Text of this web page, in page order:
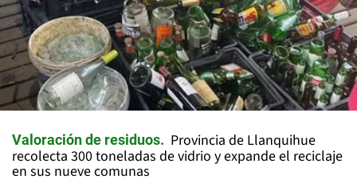
Valoración de residuos
Provincia de Llanquihue
recolecta 300 toneladas de vidrio y expande el reciclaje
en sus nueve comunas